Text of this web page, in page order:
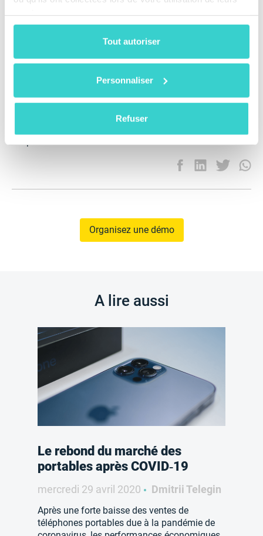
Tout autoriser
Personnaliser
Refuser
Comme nous pouvons le voir, l'activité du commerce
leur facilité partielle a un effet positif direct sur les
entreprises travaillant avec les téléphones mobiles.
Afin de maintenir votre entreprise opérationnelle
implémenter la solution NSYS Tools pour le télétravail
et l'activation sans fil des appareils, les diagnostics et
Organisez une démo
A lire aussi
Le rebond du marché des
portables après COVID‑19
mercredi 29 avril 2020 Dmitrii Telegin
Après une forte baisse des ventes de
téléphones portables due à la pandémie de